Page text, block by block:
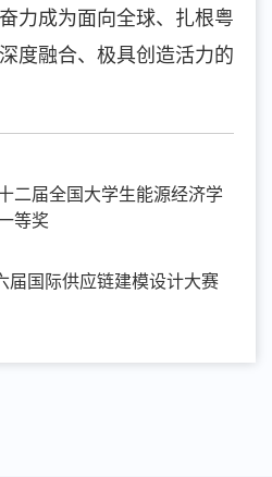
力成为面向全球、扎根粤
度融合、极具创造活力的
二届全国大学生能源经济学
等奖
届国际供应链建模设计大赛